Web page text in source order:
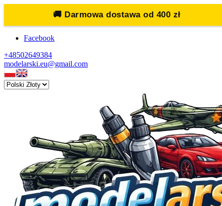
🚚 Darmowa dostawa od 400 zł
Facebook
+48502649384
modelarski.eu@gmail.com